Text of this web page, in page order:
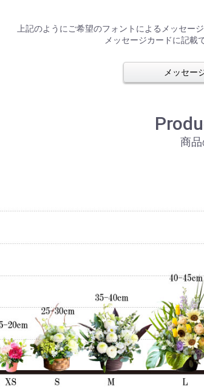
上記のようにご希望のフォントによるメッセー
メッセージカードに記載
メッセー
商